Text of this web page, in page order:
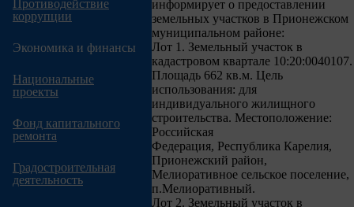
Противодействие
коррупции
Экономика и финансы
Национальные
проекты
Фонд капитального
ремонта
Градостроительная
деятельность
информирует о предоставлении
земельных участков в Прионежском
муниципальном районе:
Лот 1. Земельный участок в
кадастровом квартале 10:20:0040107.
Площадь 662 кв.м. Цель
использования: для
индивидуального жилищного
строительства. Местоположение:
Российская
Федерация, Республика Карелия,
Прионежский район,
Мелиоративное сельское поселение,
п.Мелиоративный.
Лот 2. Земельный участок в